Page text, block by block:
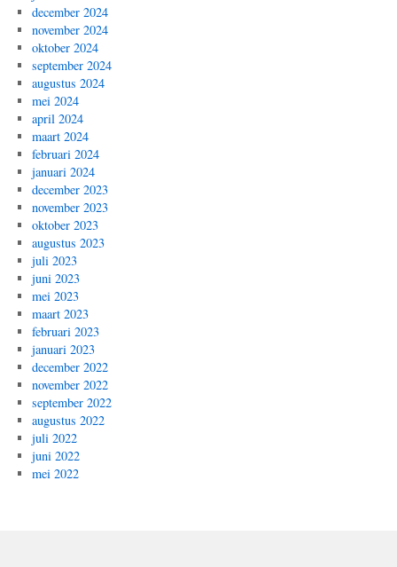
december 2024
november 2024
oktober 2024
september 2024
augustus 2024
mei 2024
april 2024
maart 2024
februari 2024
januari 2024
december 2023
november 2023
oktober 2023
augustus 2023
juli 2023
juni 2023
mei 2023
maart 2023
februari 2023
januari 2023
december 2022
november 2022
september 2022
augustus 2022
juli 2022
juni 2022
mei 2022